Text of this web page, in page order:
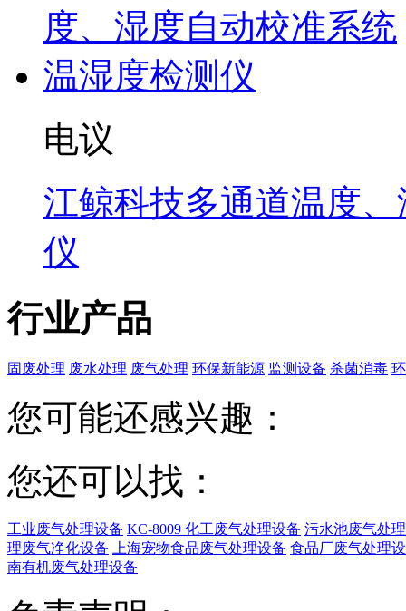
电议
江鲸科技多通道温度
仪
行业产品
固废处理 废水处理 废气处理 环保新能源 监测设备 杀菌消毒
您可能还感兴趣：
您还可以找：
工业废气处理设备 KC-8009 化工废气处理设备 污水池废气处
理废气净化设备
上海宠物食品废气处理设备 食品厂废气处理
南有机废气处理设备